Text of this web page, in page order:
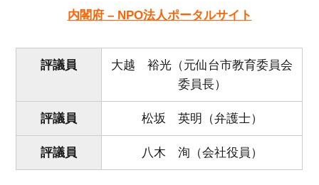
内閣府 – NPO法人ポータルサイト
評議員
大越 裕光（元仙台市教育委員会
委員長）
評議員 松坂 英明（弁護士）
評議員 八木 洵（会社役員）